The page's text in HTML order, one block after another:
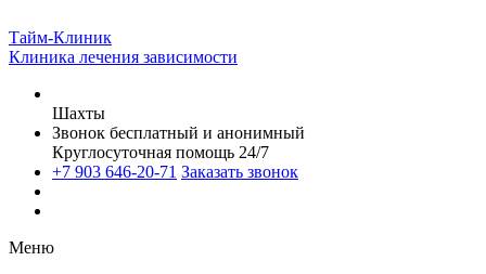
Тайм-Клиник
Клиника лечения зависимости
Шахты
Звонок бесплатный и анонимный
Круглосуточная помощь 24/7
+7 903 646-20-71 Заказать звонок
Меню